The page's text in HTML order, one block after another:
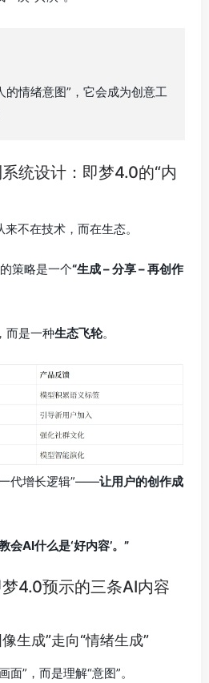
的情绪意图”，它会成为创意工
统设计：即梦4.0的“内
不在技术，而在生态。
策略是一个“生成 – 分享 – 再创作
而是一种生态飞轮。
代增长逻辑”——让用户的创作成
会AI什么是‘好内容’。”
4.0预示的三条AI内容
生成”走向“情绪生成”
”，而是理解“意图”。